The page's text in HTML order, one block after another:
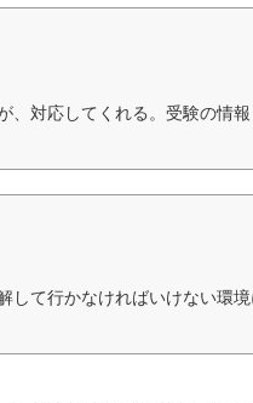
、対応してくれる。受験の情
て行かなければいけない環境